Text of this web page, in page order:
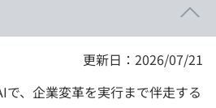
更新日：2026/07/21
、企業変革を実行まで伴走する